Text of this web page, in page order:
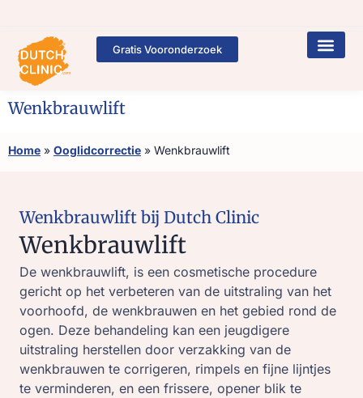
Gratis Vooronderzoek
Wenkbrauwlift
Home » Ooglidcorrectie » Wenkbrauwlift
Wenkbrauwlift bij Dutch Clinic
Wenkbrauwlift
De wenkbrauwlift, is een cosmetische procedure
gericht op het verbeteren van de uitstraling van het
voorhoofd, de wenkbrauwen en het gebied rond de
ogen. Deze behandeling kan een jeugdigere
uitstraling herstellen door verzakking van de
wenkbrauwen te corrigeren, rimpels en fijne lijntjes
te verminderen, en een frissere, opener blik te